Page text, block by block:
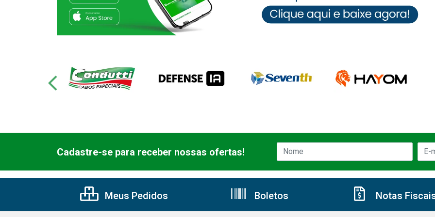
Cadastre-se para receber nossas ofertas!
Meus Pedidos Boletos Notas